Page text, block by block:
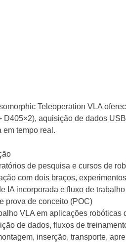
Teleoperation VLA
D405×2), aquisição de dados
em tempo real.
de pesquisa e cursos de
com dois braços,
IA incorporada e fluxo de
prova de conceito (POC)
VLA em aplicações robóticas
de dados, fluxos de
inserção, transporte,